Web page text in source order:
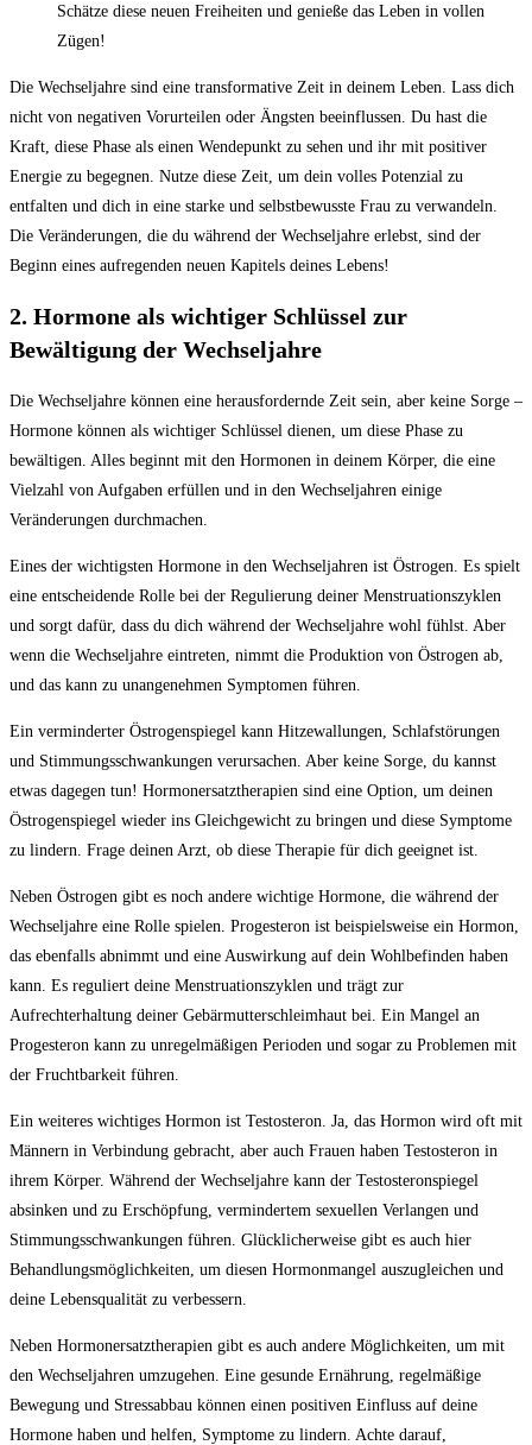
Schätze diese neuen Freiheiten und genieße das Leben in vollen
Zügen!
Die Wechseljahre sind eine transformative Zeit in deinem Leben. Lass dich
nicht von negativen Vorurteilen oder Ängsten beeinflussen. Du hast die
Kraft, diese Phase als einen Wendepunkt zu sehen und ihr mit positiver
Energie zu begegnen. Nutze diese Zeit, um dein volles Potenzial zu
entfalten und dich in eine starke und selbstbewusste Frau zu verwandeln.
Die Veränderungen, die du während der Wechseljahre erlebst, sind der
Beginn eines aufregenden neuen Kapitels deines Lebens!
2. Hormone als wichtiger Schlüssel zur
Bewältigung der Wechseljahre
Die Wechseljahre können eine herausfordernde Zeit sein, aber keine Sorge –
Hormone können als wichtiger Schlüssel dienen, um diese Phase zu
bewältigen. Alles beginnt mit den Hormonen in deinem Körper, die eine
Vielzahl von Aufgaben erfüllen und in den Wechseljahren einige
Veränderungen durchmachen.
Eines der wichtigsten Hormone in den Wechseljahren ist Östrogen. Es spielt
eine entscheidende Rolle bei der Regulierung deiner Menstruationszyklen
und sorgt dafür, dass du dich während der Wechseljahre wohl fühlst. Aber
wenn die Wechseljahre eintreten, nimmt die Produktion von Östrogen ab,
und das kann zu unangenehmen Symptomen führen.
Ein verminderter Östrogenspiegel kann Hitzewallungen, Schlafstörungen
und Stimmungsschwankungen verursachen. Aber keine Sorge, du kannst
etwas dagegen tun! Hormonersatztherapien sind eine Option, um deinen
Östrogenspiegel wieder ins Gleichgewicht zu bringen und diese Symptome
zu lindern. Frage deinen Arzt, ob diese Therapie für dich geeignet ist.
Neben Östrogen gibt es noch andere wichtige Hormone, die während der
Wechseljahre eine Rolle spielen. Progesteron ist beispielsweise ein Hormon,
das ebenfalls abnimmt und eine Auswirkung auf dein Wohlbefinden haben
kann. Es reguliert deine Menstruationszyklen und trägt zur
Aufrechterhaltung deiner Gebärmutterschleimhaut bei. Ein Mangel an
Progesteron kann zu unregelmäßigen Perioden und sogar zu Problemen mit
der Fruchtbarkeit führen.
Ein weiteres wichtiges Hormon ist Testosteron. Ja, das Hormon wird oft mit
Männern in Verbindung gebracht, aber auch Frauen haben Testosteron in
ihrem Körper. Während der Wechseljahre kann der Testosteronspiegel
absinken und zu Erschöpfung, vermindertem sexuellen Verlangen und
Stimmungsschwankungen führen. Glücklicherweise gibt es auch hier
Behandlungsmöglichkeiten, um diesen Hormonmangel auszugleichen und
deine Lebensqualität zu verbessern.
Neben Hormonersatztherapien gibt es auch andere Möglichkeiten, um mit
den Wechseljahren umzugehen. Eine gesunde Ernährung, regelmäßige
Bewegung und Stressabbau können einen positiven Einfluss auf deine
Hormone haben und helfen, Symptome zu lindern. Achte darauf,